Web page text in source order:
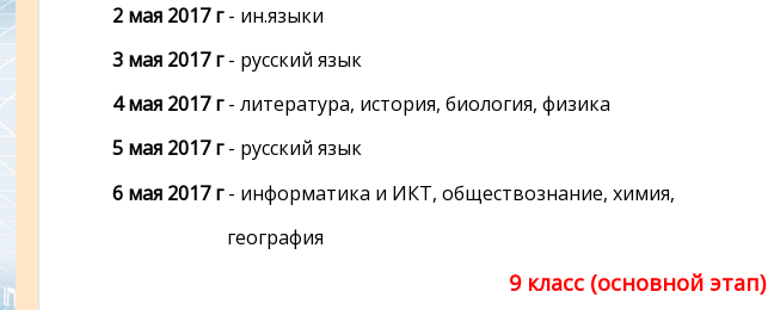
2 мая 2017 г- ин.языки
3 мая 2017 г- русский язык
4 мая 2017 г- литература, история, биология, физика
5 мая 2017 г- русский язык
6 мая 2017 г- информатика и ИКТ, обществознание, химия,
география
9 класс (основной этап)